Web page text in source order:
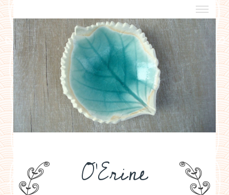
O'Erine
a propos
boutiques de créateurs
contact
politique de confidentialité